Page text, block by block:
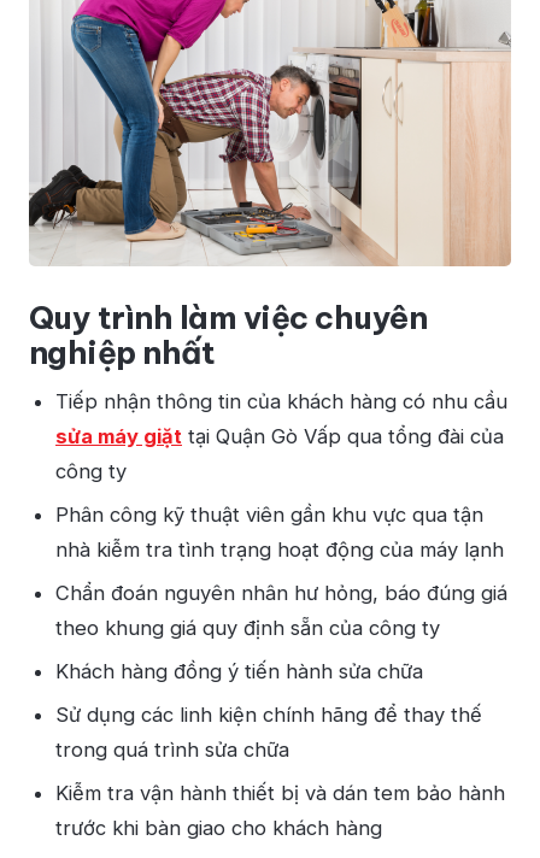
Quy trình làm việc chuyên
nghiệp nhất
Tiếp nhận thông tin của khách hàng có nhu cầu
sửa máy giặt tại Quận Gò Vấp qua tổng đài của
công ty
Phân công kỹ thuật viên gần khu vực qua tận
nhà kiễm tra tình trạng hoạt động của máy lạnh
Chẩn đoán nguyên nhân hư hỏng, báo đúng giá
theo khung giá quy định sẵn của công ty
Khách hàng đồng ý tiến hành sửa chữa
Sử dụng các linh kiện chính hãng để thay thế
trong quá trình sửa chữa
Kiễm tra vận hành thiết bị và dán tem bảo hành
trước khi bàn giao cho khách hàng